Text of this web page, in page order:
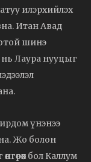
илэрхийлэх
Итан Авад
шинэ
нь Лаура нууцыг
үнэнээ
Жо болон
бол Каллум